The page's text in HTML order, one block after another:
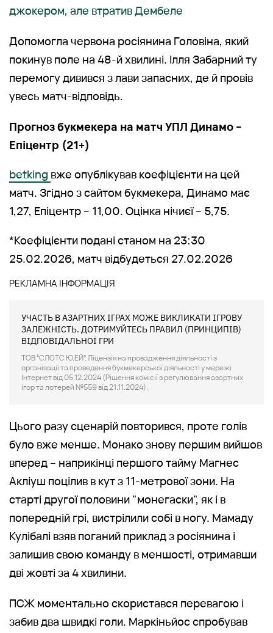
джокером, але втратив Дембеле
Допомогла червона росіянина Головіна, який
покинув поле на 48-й хвилині. Ілля Забарний ту
перемогу дивився з лави запасних, де й провів
увесь матч-відповідь.
Прогноз букмекера на матч УПЛ Динамо –
Епіцентр (21+)
betking вже опублікував коефіцієнти на цей
матч. Згідно з сайтом букмекера, Динамо має
1,27, Епіцентр – 11,00. Оцінка нічиєї – 5,75.
*Коефіцієнти подані станом на 23:30
25.02.2026, матч відбудеться 27.02.2026
УЧАСТЬ В АЗАРТНИХ ІГРАХ МОЖЕ ВИКЛИКАТИ ІГРОВУ
ЗАЛЕЖНІСТЬ. ДОТРИМУЙТЕСЬ ПРАВИЛ (ПРИНЦИПІВ)
ВІДПОВІДАЛЬНОЇ ГРИ
ТОВ “СЛОТС Ю.ЕЙ”. Ліцензія на провадження діяльності з
організації та проведення букмекерської діяльності у мережі
Інтернет від 05.12.2024 (Рішення комісії з регулювання азартних
ігор та лотерей №559 від 21.11.2024).
Цього разу сценарій повторився, проте голів
було вже менше. Монако знову першим вийшов
вперед – наприкінці першого тайму Магнес
Акліуш поцілив в кут з 11-метрової зони. На
старті другої половини "монегаски", як і в
попередній грі, вистрілили собі в ногу. Мамаду
Кулібалі взяв поганий приклад з росіянина і
залишив свою команду в меншості, отримавши
дві жовті за 4 хвилини.
ПСЖ моментально скористався перевагою і
забив два швидкі голи. Маркіньйос спробував